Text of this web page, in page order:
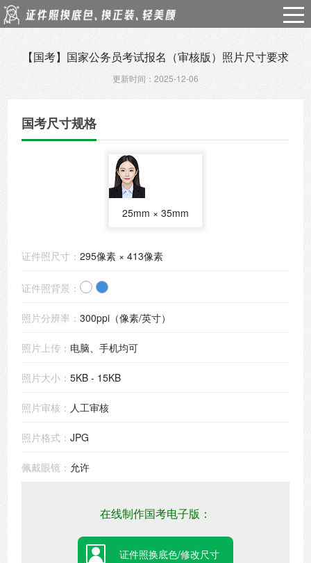
【国考】国家公务员考试报名（审核版）照片尺寸要求
更新时间：2025-12-06
国考尺寸规格
25mm × 35mm
证件照尺寸：295像素 × 413像素
证件照背景：
照片分辨率：300ppi（像素/英寸）
照片上传： 电脑、手机均可
照片大小：5KB - 15KB
照片审核： 人工审核
照片格式：JPG
佩戴眼镜： 允许
在线制作国考电子版：
证件照换底色/修改尺寸